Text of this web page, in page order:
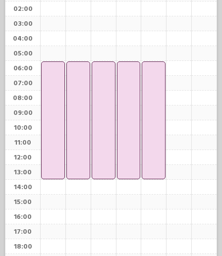
02:00
03:00
04:00
05:00
06:00
07:00
08:00
09:00
10:00
11:00
12:00
13:00
14:00
15:00
16:00
17:00
18:00